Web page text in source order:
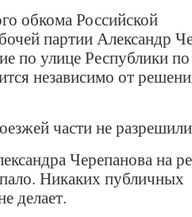
обкома Российской
партии Александр
по улице Республики по
независимо от
части не
Черепанова на
Никаких публичных
делает.